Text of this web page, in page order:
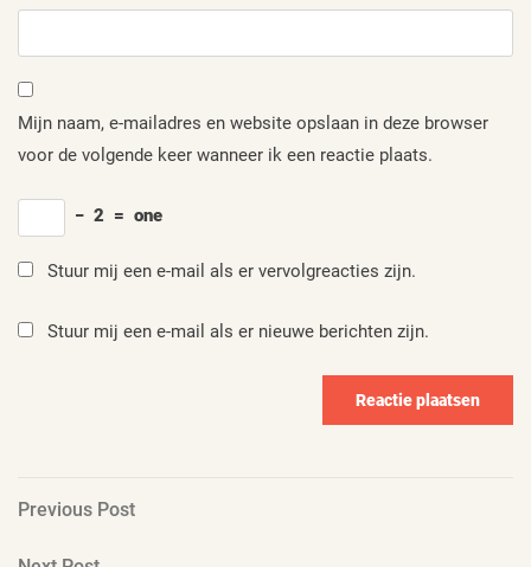
Mijn naam, e-mailadres en website opslaan in deze browser
voor de volgende keer wanneer ik een reactie plaats.
− 2 = one
Stuur mij een e-mail als er vervolgreacties zijn.
Stuur mij een e-mail als er nieuwe berichten zijn.
Berichtnavigatie
Previous
Previous Post